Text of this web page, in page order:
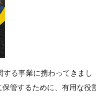
る事業に携わってきまし
管するために、有用な役